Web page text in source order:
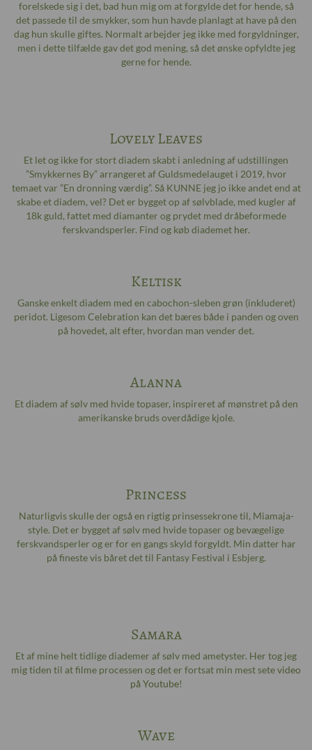
forelskede sig i det, bad hun mig om at forgylde det for hende, så
det passede til de smykker, som hun havde planlagt at have på den
dag hun skulle giftes. Normalt arbejder jeg ikke med forgyldninger,
men i dette tilfælde gav det god mening, så det ønske opfyldte jeg
gerne for hende.
Lovely Leaves
Et let og ikke for stort diadem skabt i anledning af udstillingen
”Smykkernes By” arrangeret af Guldsmedelauget i 2019, hvor
temaet var ”En dronning værdig”. Så KUNNE jeg jo ikke andet end at
skabe et diadem, vel? Det er bygget op af sølvblade, med kugler af
18k guld, fattet med diamanter og prydet med dråbeformede
ferskvandsperler. Find og køb diademet her.
Keltisk
Ganske enkelt diadem med en cabochon-sleben grøn (inkluderet)
peridot. Ligesom Celebration kan det bæres både i panden og oven
på hovedet, alt efter, hvordan man vender det.
Alanna
Et diadem af sølv med hvide topaser, inspireret af mønstret på den
amerikanske bruds overdådige kjole.
Princess
Naturligvis skulle der også en rigtig prinsessekrone til, Miamaja-
style. Det er bygget af sølv med hvide topaser og bevægelige
ferskvandsperler og er for en gangs skyld forgyldt. Min datter har
på fineste vis båret det til Fantasy Festival i Esbjerg.
Samara
Et af mine helt tidlige diademer af sølv med ametyster. Her tog jeg
mig tiden til at filme processen og det er fortsat min mest setevideo
på Youtube!
Wave